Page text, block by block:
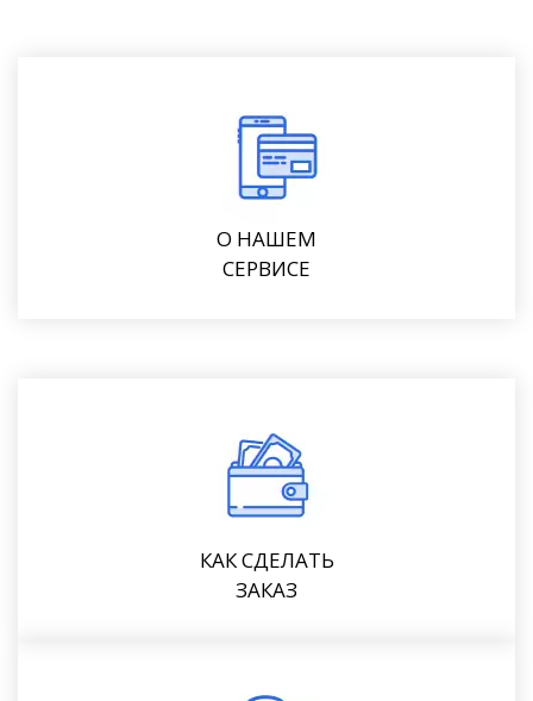
О НАШЕМ
СЕРВИСЕ
КАК СДЕЛАТЬ
ЗАКАЗ